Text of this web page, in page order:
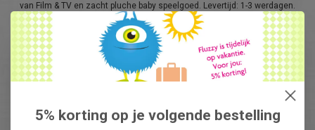
van Film & TV en zacht pluche baby speelgoed. Levertijd: 1-3 werdagen.
Gratis verzending (NL) boven €40,-
5% korting op je volgende bestelling